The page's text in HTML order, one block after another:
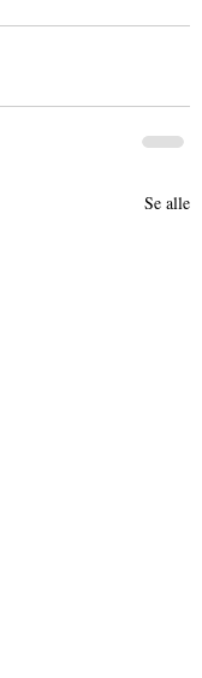
Se alle